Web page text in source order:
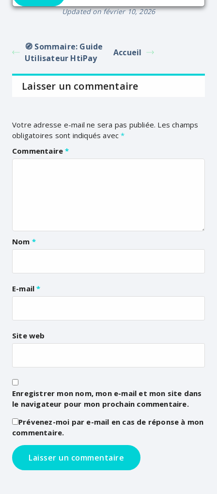
Updated on février 10, 2026
🧭 Sommaire: Guide
Utilisateur HtiPay
Accueil
Laisser un commentaire
Votre adresse e-mail ne sera pas publiée. Les champs
obligatoires sont indiqués avec*
Commentaire*
Nom *
E-mail*
Site web
Enregistrer mon nom, mon e-mail et mon site dans
le navigateur pour mon prochain commentaire.
Prévenez-moi par e-mail en cas de réponse à mon
commentaire.